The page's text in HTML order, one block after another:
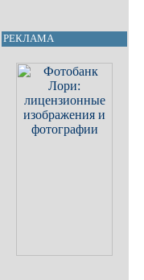
РЕКЛАМА